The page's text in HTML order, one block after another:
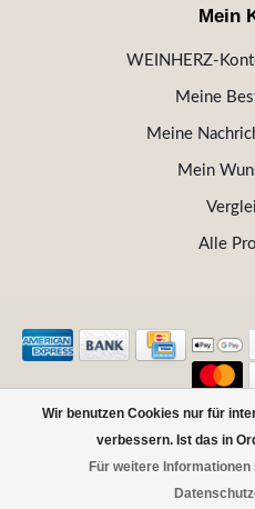
Wir benutzen Cookies nur für
verbessern. Ist das in
Für weitere
Mein
WEINHERZ-
Meine
Meine
Mein
Alle
© Copyright 2026